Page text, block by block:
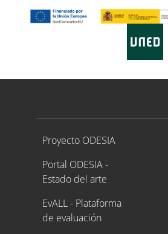
Proyecto ODESIA
Proyecto ODESIA
Portal ODESIA -
Estado del arte
EvALL - Plataforma
de evaluación